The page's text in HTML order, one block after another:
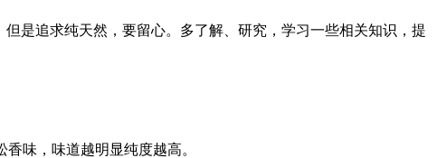
是追求纯天然，要留心。多了解、研究，学习一些相关知识，提
味，味道越明显纯度越高。